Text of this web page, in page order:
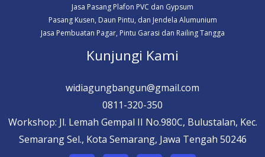
Jasa Pasang Plafon PVC dan Gypsum
Pasang Kusen, Daun Pintu, dan Jendela Alumunium
Jasa Pembuatan Pagar, Pintu Garasi dan Railing Tangga
Kunjungi Kami
widiagungbangun@gmail.com
0811-320-350
Workshop: Jl. Lemah Gempal II No.980C, Bulustalan, Kec.
Semarang Sel., Kota Semarang, Jawa Tengah 50246